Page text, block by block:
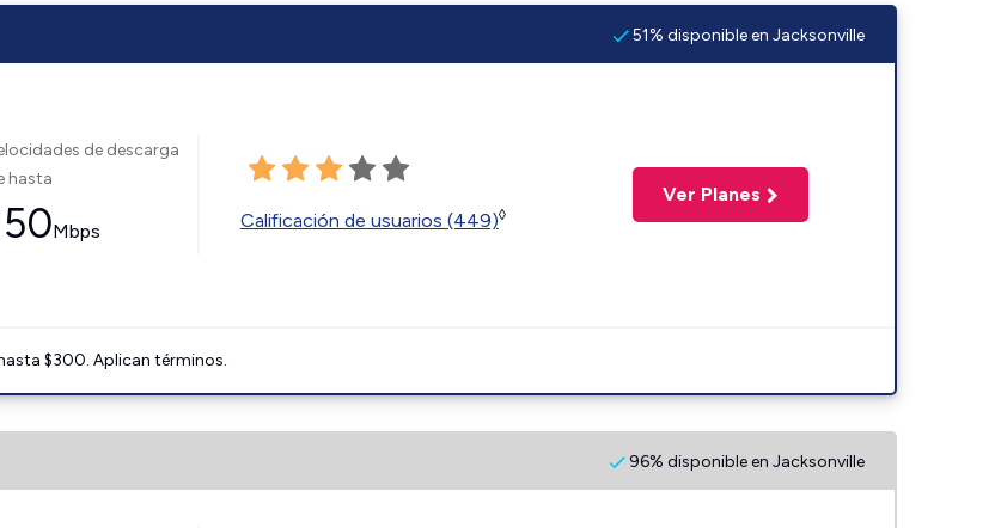
51% disponible en Jacksonville
de descarga
hasta
Mbps Calificación de usuarios (449)◊
Ver Planes
$300. Aplican términos.
96% disponible en Jacksonville